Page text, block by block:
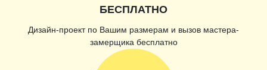
БЕСПЛАТНО
Дизайн-проект по Вашим размерам и вызов мастера-
замерщика бесплатно